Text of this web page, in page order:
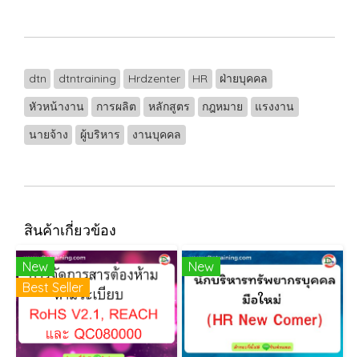
dtn dtntraining Hrdzenter HR
ฝ่ายบุคคล
หัวหน้างาน
การผลิต หลักสูตร กฎหมาย
แรงงาน
นายจ้าง
ผู้บริหาร งานบุคคล
สินค้าเกี่ยวข้อง
New
Best Seller
New